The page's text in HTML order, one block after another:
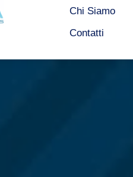
Chi Siamo
Contatti